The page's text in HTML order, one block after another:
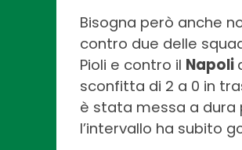
Bisogna però anche
contro due delle
Pioli e contro il Napoli
sconfitta di 2 a 0 in
è stata messa a
l’intervallo ha subito